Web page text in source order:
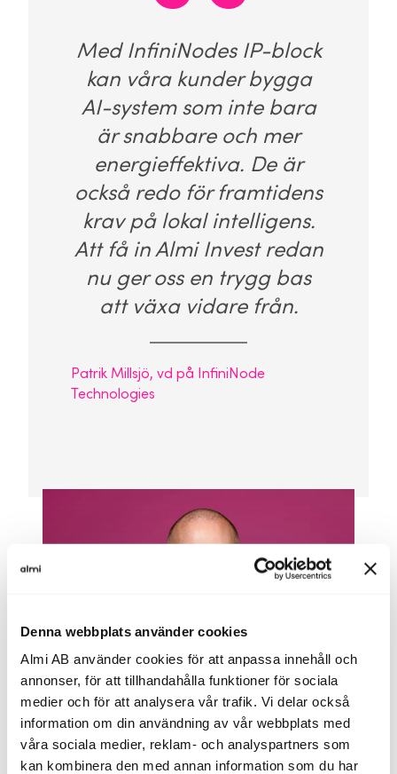
Denna webbplats använder cookies
Almi AB använder cookies för att anpassa innehåll och
annonser, för att tillhandahålla funktioner för sociala
medier och för att analysera vår trafik. Vi delar också
information om din användning av vår webbplats med
våra sociala medier, reklam- och analyspartners som
kan kombinera den med annan information som du har
Med InfiniNodes IP-block
kan våra kunder bygga
AI-system som inte bara
är snabbare och mer
energieffektiva. De är
också redo för framtidens
krav på lokal intelligens.
Att få in Almi Invest redan
nu ger oss en trygg bas
att växa vidare från.
Patrik Millsjö, vd på InfiniNode
Technologies